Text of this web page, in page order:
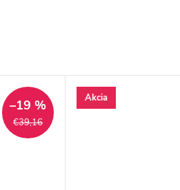
€39,16
–19 % Akcia